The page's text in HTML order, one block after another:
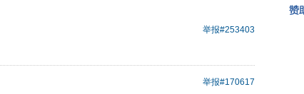
举报#253403
举报#170617